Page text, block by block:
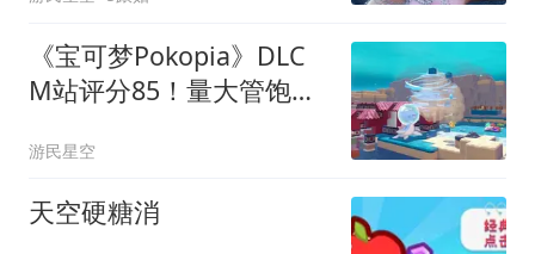
《宝可梦Pokopia》DLC
M站评分85！量大管饱小
游民星空
天空硬糖消